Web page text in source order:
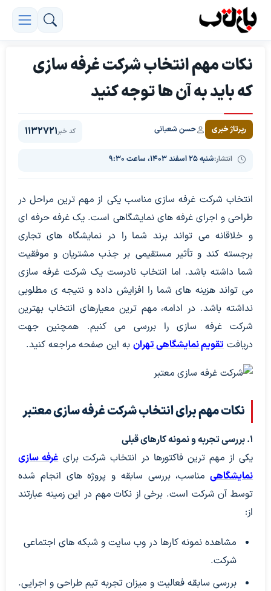
نکات مهم انتخاب شرکت غرفه سازی
که باید به آن ها توجه کنید
رپرتاژ خبری حسن شعبانی
انتشار:شنبه ۲۵ اسفند ۱۴۰۳، ساعت ۹:۳۰
کد خبر1132721
انتخاب شرکت غرفه سازی مناسب یکی از مهم ترین مراحل در
طراحی و اجرای غرفه های نمایشگاهی است. یک غرفه حرفه ای
و خلاقانه می تواند برند شما را در نمایشگاه های تجاری
برجسته کند و تأثیر مستقیمی بر جذب مشتریان و موفقیت
شما داشته باشد. اما انتخاب نادرست یک شرکت غرفه سازی
می تواند هزینه های شما را افزایش داده و نتیجه ی مطلوبی
نداشته باشد. در ادامه، مهم ترین معیارهای انتخاب بهترین
شرکت غرفه سازی را بررسی می کنیم. همچنین جهت
دریافت تقویم نمایشگاهی تهران به این صفحه مراجعه کنید.
نکات مهم برای انتخاب شرکت غرفه سازی معتبر
۱. بررسی تجربه و نمونه کارهای قبلی
یکی از مهم ترین فاکتورها در انتخاب شرکت برای غرفه سازی
نمایشگاهی مناسب، بررسی سابقه و پروژه های انجام شده
توسط آن شرکت است. برخی از نکات مهم در این زمینه عبارتند
از:
مشاهده نمونه کارها در وب سایت و شبکه های اجتماعی
شرکت.
بررسی سابقه فعالیت و میزان تجربه تیم طراحی و اجرایی.